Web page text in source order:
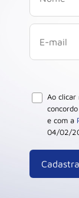
Ao clicar
e com a
04/02/